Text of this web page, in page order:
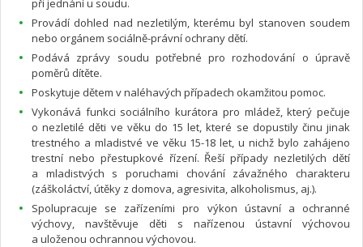
při jednání u soudu.
Provádí dohled nad nezletilým, kterému byl stanoven soudem
nebo orgánem sociálně-právní ochrany dětí.
Podává zprávy soudu potřebné pro rozhodování o úpravě
poměrů dítěte.
Poskytuje dětem v naléhavých případech okamžitou pomoc.
Vykonává funkci sociálního kurátora pro mládež, který pečuje
o nezletilé děti ve věku do 15 let, které se dopustily činu jinak
trestného a mladistvé ve věku 15-18 let, u nichž bylo zahájeno
trestní nebo přestupkové řízení. Řeší případy nezletilých dětí
a mladistvých s poruchami chování závažného charakteru
(záškoláctví, útěky z domova, agresivita, alkoholismus, aj.).
Spolupracuje se zařízeními pro výkon ústavní a ochranné
výchovy, navštěvuje děti s nařízenou ústavní výchovou
a uloženou ochrannou výchovou.